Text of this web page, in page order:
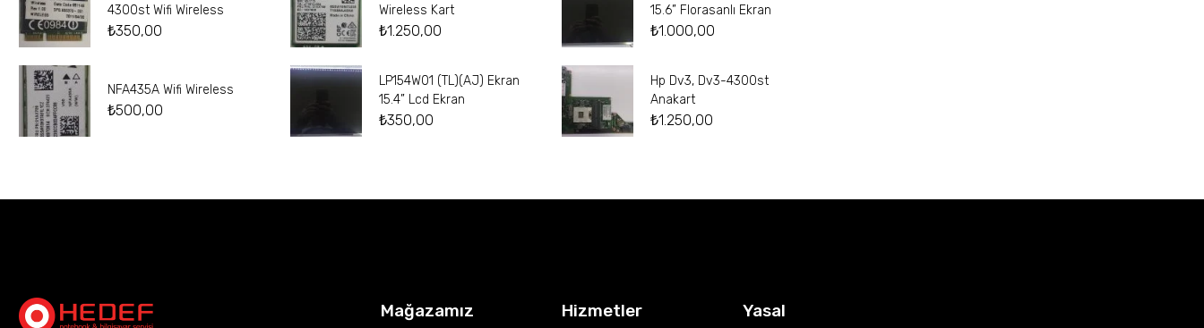
4300st Wifi Wireless
₺350,00
NFA435A Wifi Wireless
₺500,00
Wireless Kart
₺1.250,00
LP154W01 (TL)(AJ) Ekran
15.4” Lcd Ekran
₺350,00
15.6” Florasanlı Ekran
₺1.000,00
Hp Dv3, Dv3-4300st
Anakart
₺1.250,00
Mağazamız Hizmetler Yasal